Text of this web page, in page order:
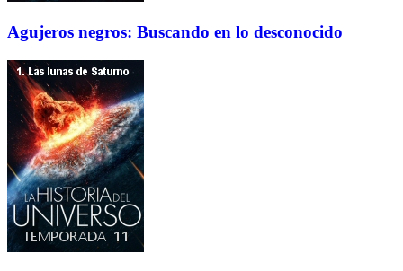
Agujeros negros: Buscando en lo desconocido